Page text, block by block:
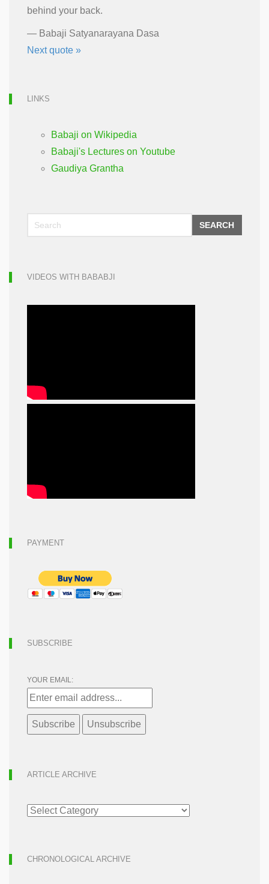
behind your back.
— Babaji Satyanarayana Dasa
Next quote »
LINKS
Babaji on Wikipedia
Babaji's Lectures on Youtube
Gaudiya Grantha
SEARCH
VIDEOS WITH BABABJI
PAYMENT
SUBSCRIBE
YOUR EMAIL:
ARTICLE ARCHIVE
ARTICLE
ARCHIVE
CHRONOLOGICAL ARCHIVE